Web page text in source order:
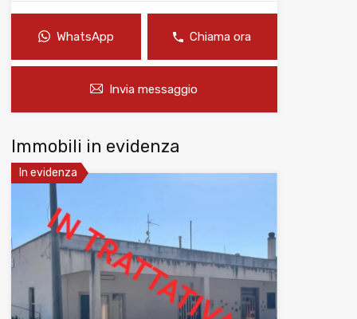
WhatsApp Chiama ora
Invia messaggio
Immobili in evidenza
In evidenza